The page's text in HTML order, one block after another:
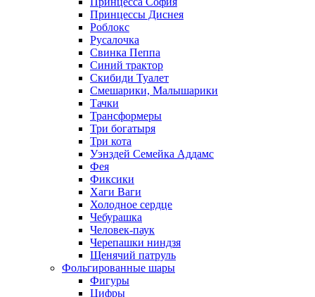
Принцессы Диснея
Роблокс
Русалочка
Свинка Пеппа
Синий трактор
Скибиди Туалет
Смешарики, Малышарики
Тачки
Трансформеры
Три богатыря
Три кота
Уэнздей Семейка Аддамс
Фея
Фиксики
Хаги Ваги
Холодное сердце
Чебурашка
Человек-паук
Черепашки ниндзя
Щенячий патруль
Фольгированные шары
Фигуры
Цифры